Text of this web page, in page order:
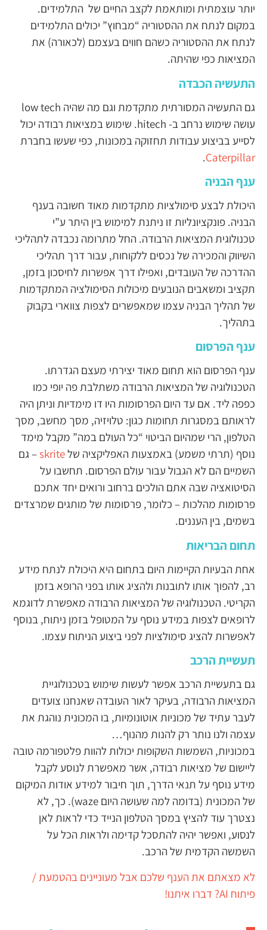
יותר עוצמתית ומותאמת לקצב החיים של התלמידים.
במקום לנתח את ההסטוריה “מבחוץ” יכולים התלמידים
לנתח את ההסטוריה כשהם חווים בעצמם (לכאורה) את
המציאות כפי שהיתה.
התעשיה הכבדה
גם התעשיה המסורתית מתקדמת וגם מה שהיה low tech
עושה שימוש נרחב ב- hitech. שימוש במציאות רבודה יכול
לסייע בביצוע עבודות תחזוקה במכונות, כפי שעשו בחברת
Caterpillar
.
ענף הבניה
היכולת לבצע סימולציות מתקדמות מאוד חשובה בענף
הבניה. פונקציונליות זו ניתנת למימוש בין היתר ע”י
טכנולוגית המציאות הרבודה. החל מתרומה נכבדה לתהליכי
השיווק והמכירה של נכסים ללקוחות, עבור דרך תהליכי
ההדרכה של העובדים, ואפילו דרך אפשרות לחיסכון בזמן,
תקציב ומשאבים הנובעים מיכולות הסימולציה המתקדמות
של תהליך הבניה עצמו שמאפשרים לצפות צווארי בקבוק
בתהליך.
ענף הפרסום
ענף הפרסום הוא תחום מאוד יצירתי מעצם הגדרתו.
הטכנולוגיה של המציאות הרבודה משתלבת פה יופי כמו
כפפה ליד. אם עד היום הפרסומות היו דו מימדיות וניתן היה
לראותם במסגרות תחומות כגון: טלויזיה, מסך מחשב, מסך
הטלפון, הרי שמהיום הביטוי “כל העולם במה” מקבל מימד
נוסף (תרתי משמע) באמצעות האפליקציה שלskrite– גם
השמיים הם לא הגבול עבור עולם הפרסום. תחשבו על
הסיטואציה שבה אתם הולכים ברחוב ורואים יחד אתכם
פרסומות מהלכות – כלומר, פרסומות של מותגים שמרצדים
בשמים, בין העננים.
תחום הבריאות
אחת הבעיות הקיימות היום בתחום היא היכולת לנתח מידע
רב, להפוך אותו לתובנות ולהציג אותו בפני הרופא בזמן
הקריטי. הטכנולוגיה של המציאות הרבודה מאפשרת לדוגמא
לרופאים לצפות במידע נוסף על המטופל בזמן ניתוח, בנוסף
לאפשרות להציג סימולציות לפני ביצוע הניתוח עצמו.
תעשיית הרכב
גם בתעשיית הרכב אפשר לעשות שימוש בטכנולוגיית
המציאות הרבודה, בעיקר לאור העובדה שאנחנו צועדים
לעבר עתיד של מכוניות אוטונומיות, בו המכונית נוהגת את
עצמה ולנו נותר רק להנות מהנוף…
במכוניות, השמשות השקופות יכולות להוות פלטפורמה טובה
ליישום של מציאות רבודה, אשר מאפשרת לנוסע לקבל
מידע נוסף על תנאי הדרך, תוך חיבור למידע אודות המיקום
של המכונית (בדומה למה שעושה היום waze). כך, לא
נצטרך עוד להציץ במסך הטלפון הנייד כדי לראות לאן
לנסוע, ואפשר יהיה להתסכל קדימה ולראות הכל על
השמשה הקדמית של הרכב.
לא מצאתם את הענף שלכם אבל מעוניינים בהטמעת /
פיתוח AI? דברו איתנו!